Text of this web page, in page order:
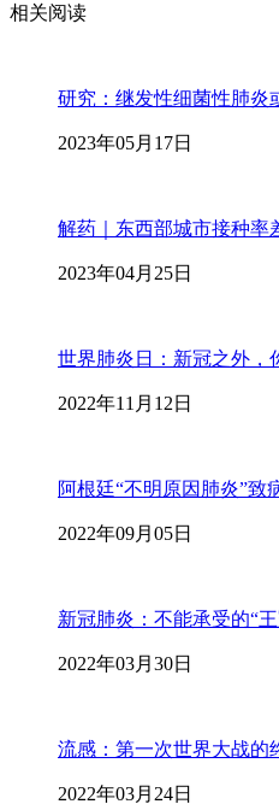
相关阅读
研究：继发性细菌性肺炎
2023年05月17日
解药｜东西部城市接种率
2023年04月25日
世界肺炎日：新冠之外，
2022年11月12日
阿根廷“不明原因肺炎”致
2022年09月05日
新冠肺炎：不能承受的“
2022年03月30日
流感：第一次世界大战
2022年03月24日